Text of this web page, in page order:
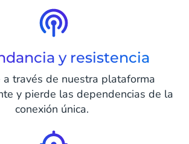
y resistencia
a través de nuestra plataforma
y pierde las dependencias de la
conexión única.